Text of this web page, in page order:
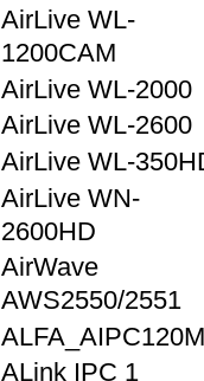
AirLive WL-
1200CAM
AirLive WL-2000
AirLive WL-2600
AirLive WL-
AirLive WN-
2600HD
AirWave
AWS2550/2551
ALFA_AIPC120M
ALink IPC 1